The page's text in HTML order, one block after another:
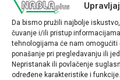
Da bismo pružili najbolje
čuvanje i/ili pristup
tehnologijama će nam omogućiti
ponašanje pri pregledavanju ili
Nepristanak ili povlačenje
određene karakteristike i funkcije.
Povezani